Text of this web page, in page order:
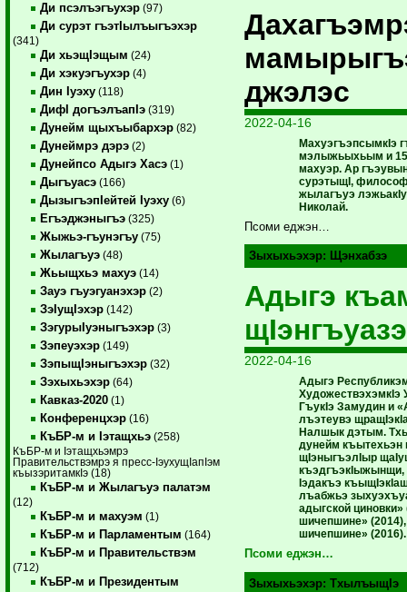
Ди псэлъэгъухэр (97)
Ди сурэт гъэтIылъыгъэхэр
(341)
Ди хьэщIэщым (24)
Ди хэкуэгъухэр (4)
Дин Iуэху (118)
ДифI догъэлъапIэ (319)
Дунейм щыхъыбархэр (82)
Дунеймрэ дэрэ (2)
Дунейпсо Адыгэ Хасэ (1)
Дыгъуасэ (166)
ДызыгъэпIейтей Iуэху (6)
Егъэджэныгъэ (325)
Жыжьэ-гъунэгъу (75)
Жылагъуэ (48)
Жьыщхьэ махуэ (14)
Зауэ гъуэгуанэхэр (2)
ЗэIущIэхэр (142)
ЗэгурыIуэныгъэхэр (3)
Зэпеуэхэр (149)
ЗэпыщIэныгъэхэр (32)
Зэхыхьэхэр (64)
Кавказ-2020 (1)
Конференцхэр (16)
КъБР-м и Iэтащхьэ (258)
КъБР-м и Iэтащхьэмрэ
Правительствэмрэ я пресс-IэухущIапIэм
къызэритамкIэ (18)
КъБР-м и Жылагъуэ палатэм
(12)
КъБР-м и махуэм (1)
КъБР-м и Парламентым (164)
КъБР-м и Правительствэм
(712)
КъБР-м и Президентым
джэлэс
2022-04-16
МахуэгъэпсымкIэ
мэлыжьыхьым и
махуэр. Ар
сурэтыщI,
жылагъуэ
Николай.
Псоми еджэн…
Зыхыхьэхэр: Щэнхабзэ
Адыгэ
щIэнгъуазэ
2022-04-16
Адыгэ
ХудожествэхэмкIэ
ГъукIэ Замудин и
лъэтеувэ
Налшык дэтым.
дунейм къытехьэн
щIэныгъэлIыр
къэдгъэкIыжынщи,
Iэдакъэ
лъабжьэ
адыгской циновки»
шичепшине» (2014),
шичепшине» (2016).
Псоми еджэн…
Зыхыхьэхэр:ТхылъыщIэ